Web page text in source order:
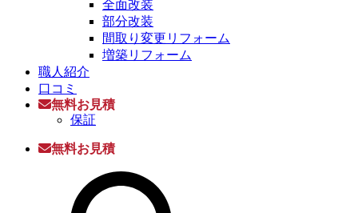
全面改装
部分改装
間取り変更リフォーム
増築リフォーム
職人紹介
口コミ
無料お見積
保証
無料お見積